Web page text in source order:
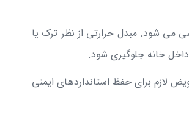
می شود. مبدل حرارتی از نظر ترک یا
خانه جلوگیری شود.
لازم برای حفظ استانداردهای ایمنی